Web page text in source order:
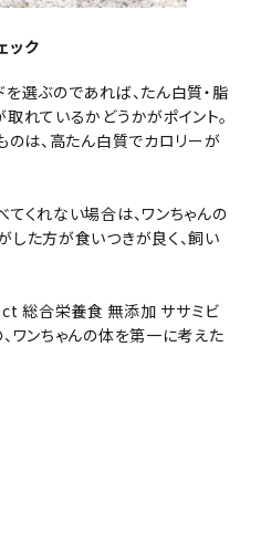
ック
選ぶのであれば、たん白質・脂
れているかどうかがポイント。
のは、高たん白質でカロリーが
くれない場合は、ワンちゃんの
た方が食いつきが良く、飼い
総合栄養食 無添加 ササミビ
ワンちゃんの体を第一に考えた